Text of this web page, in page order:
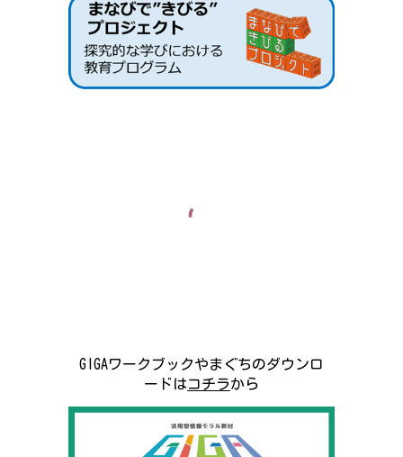
GIGAワークブックやまぐちのダウンロ
ードはコチラから